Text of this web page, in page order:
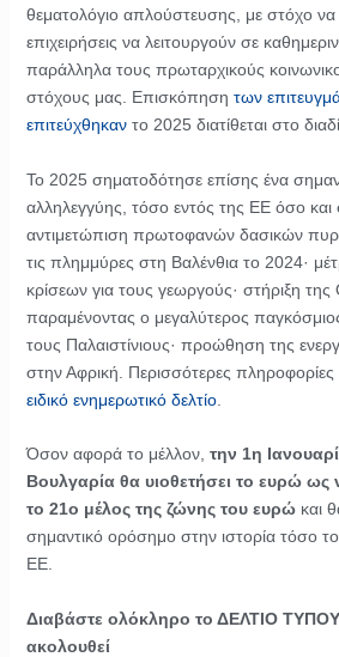
θεματολόγιο απλούστευσης, με στόχο να
επιχειρήσεις να λειτουργούν σε
παράλληλα τους πρωταρχικούς
στόχους μας. Επισκόπηση των
επιτεύχθηκαντο 2025 διατίθεται στο
Το 2025 σηματοδότησε επίσης ένα
αλληλεγγύης, τόσο εντός της ΕΕ όσο
αντιμετώπιση πρωτοφανών δασικών
τις πλημμύρες στη Βαλένθια το 2024·
κρίσεων για τους γεωργούς· στήριξη της
παραμένοντας ο μεγαλύτερος
τους Παλαιστίνιους· προώθηση της
στην Αφρική. Περισσότερες πληροφορίες
ειδικό ενημερωτικό δελτίο.
Όσον αφορά το μέλλον, την 1η
Βουλγαρία θα υιοθετήσει το ευρώ ως
το 21ο μέλος της ζώνης του ευρώκαι
σημαντικό ορόσημο στην ιστορία τόσο
ΕΕ.
Διαβάστε ολόκληρο το ΔΕΛΤΙΟ
ακολουθεί